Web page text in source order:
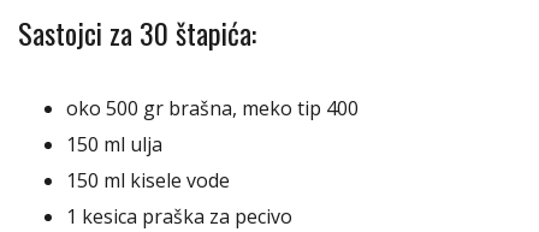
Sastojci za 30 štapića:
oko 500 gr brašna, meko tip 400
150 ml ulja
150 ml kisele vode
1 kesica praška za pecivo